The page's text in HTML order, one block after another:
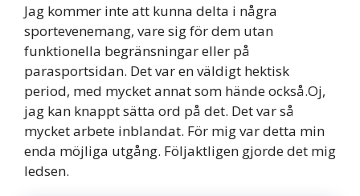
Jag kommer inte att kunna delta i några
sportevenemang, vare sig för dem utan
funktionella begränsningar eller på
parasportsidan. Det var en väldigt hektisk
period, med mycket annat som hände också.Oj,
jag kan knappt sätta ord på det. Det var så
mycket arbete inblandat. För mig var detta min
enda möjliga utgång. Följaktligen gjorde det mig
ledsen.